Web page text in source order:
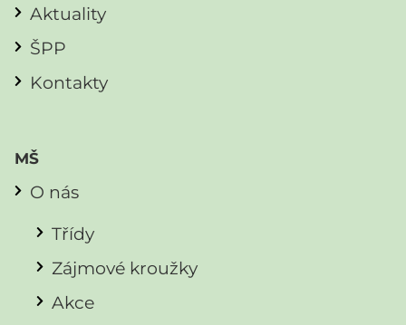
Aktuality
ŠPP
Kontakty
MŠ
O nás
Třídy
Zájmové kroužky
Akce